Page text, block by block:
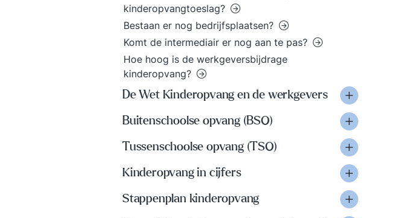
kinderopvangtoeslag?
Bestaan er nog bedrijfsplaatsen?
Komt de intermediair er nog aan te pas?
Hoe hoog is de werkgeversbijdrage
kinderopvang?
De Wet Kinderopvang en de werkgevers
Buitenschoolse opvang (BSO)
Tussenschoolse opvang (TSO)
Kinderopvang in cijfers
Stappenplan kinderopvang